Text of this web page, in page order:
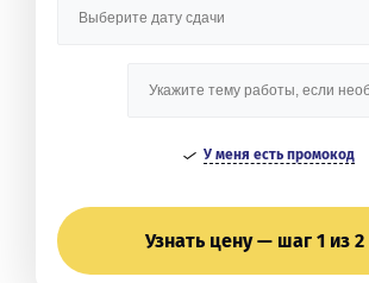
У меня есть промокод
Узнать цену — шаг 1 из 2